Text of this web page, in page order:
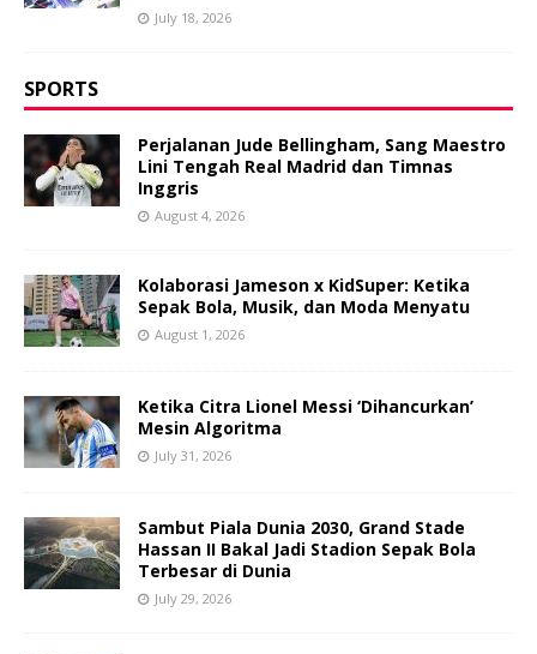
July 18, 2026
SPORTS
Perjalanan Jude Bellingham, Sang Maestro
Lini Tengah Real Madrid dan Timnas
Inggris
August 4, 2026
Kolaborasi Jameson x KidSuper: Ketika
Sepak Bola, Musik, dan Moda Menyatu
August 1, 2026
Ketika Citra Lionel Messi ‘Dihancurkan’
Mesin Algoritma
July 31, 2026
Sambut Piala Dunia 2030, Grand Stade
Hassan II Bakal Jadi Stadion Sepak Bola
Terbesar di Dunia
July 29, 2026